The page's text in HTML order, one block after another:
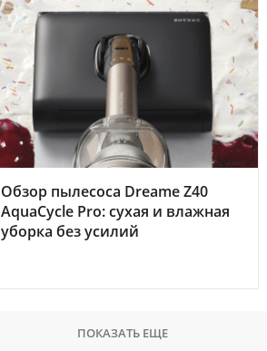
Обзор пылесоса Dreame Z40
AquaCycle Pro: сухая и влажная
уборка без усилий
ПОКАЗАТЬ ЕЩЕ